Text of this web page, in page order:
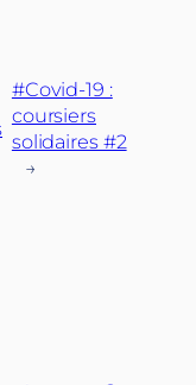
#Covid-19 :
coursiers
solidaires #2
→